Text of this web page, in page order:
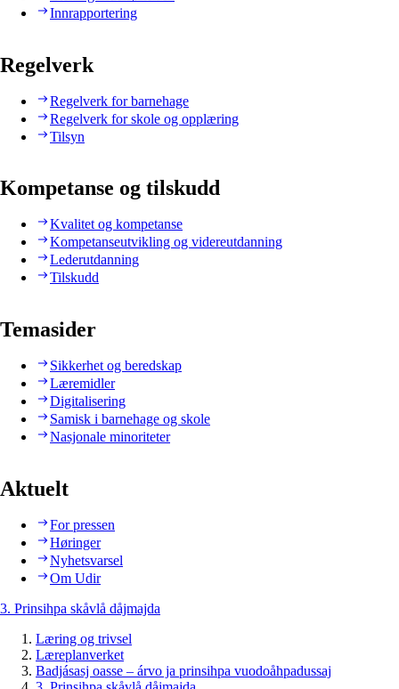
Innrapportering
Regelverk
Regelverk for barnehage
Regelverk for skole og opplæring
Tilsyn
Kompetanse og tilskudd
Kvalitet og kompetanse
Kompetanseutvikling og videreutdanning
Lederutdanning
Tilskudd
Temasider
Sikkerhet og beredskap
Læremidler
Digitalisering
Samisk i barnehage og skole
Nasjonale minoriteter
Aktuelt
For pressen
Høringer
Nyhetsvarsel
Om Udir
3. Prinsihpa skåvlå dåjmajda
Læring og trivsel
Læreplanverket
Badjásasj oasse – árvo ja prinsihpa vuodoåhpadussaj